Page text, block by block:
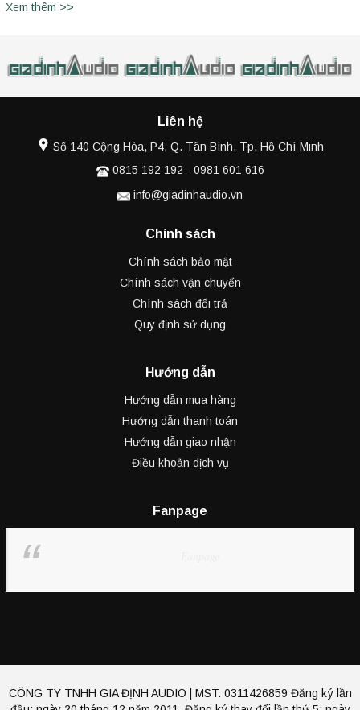
Xem thêm >>
Liên hệ
Số 140 Cộng Hòa, P4, Q. Tân Bình, Tp. Hồ Chí Minh
0815 192 192 - 0981 601 616
info@giadinhaudio.vn
Chính sách
Chính sách bảo mật
Chính sách vận chuyển
Chính sách đổi trả
Quy định sử dụng
Hướng dẫn
Hướng dẫn mua hàng
Hướng dẫn thanh toán
Hướng dẫn giao nhận
Điều khoản dịch vụ
Fanpage
CÔNG TY TNHH GIA ĐỊNH AUDIO | MST: 0311426859 Đăng ký lần